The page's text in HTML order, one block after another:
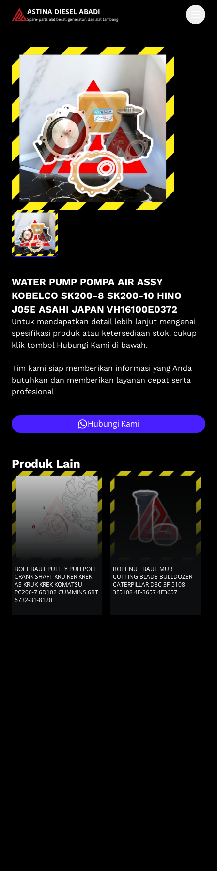
ASTINA DIESEL ABADI
Spare-parts alat berat, generator, dan alat tambang
Masuk
Pilih methode masuk
Lanjutkan dengan Google
Dengan melanjutkan, kamu telah membaca dan setuju
denganKetentuan LayanandanKebijakan Privasi kami.
WATER PUMP POMPA AIR ASSY
KOBELCO SK200-8 SK200-10 HINO
J05E ASAHI JAPAN VH16100E0372
Untuk mendapatkan detail lebih lanjut mengenai
spesifikasi produk atau ketersediaan stok, cukup
klik tombol Hubungi Kami di bawah.
Tim kami siap memberikan informasi yang Anda
butuhkan dan memberikan layanan cepat serta
profesional
Hubungi Kami
Produk Lain
BOLT BAUT PULLEY PULI POLI
CRANK SHAFT KRU KER KREK
AS KRUK KREK KOMATSU
PC200-7 6D102 CUMMINS 6BT
6732-31-8120
BOLT NUT BAUT MUR
CUTTING BLADE BULLDOZER
CATERPILLAR D3C 3F-5108
3F5108 4F-3657 4F3657